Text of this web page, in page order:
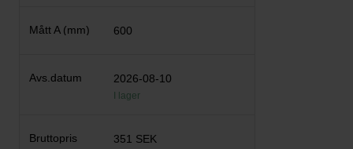
600
2026-08-10
I lager
351 SEK